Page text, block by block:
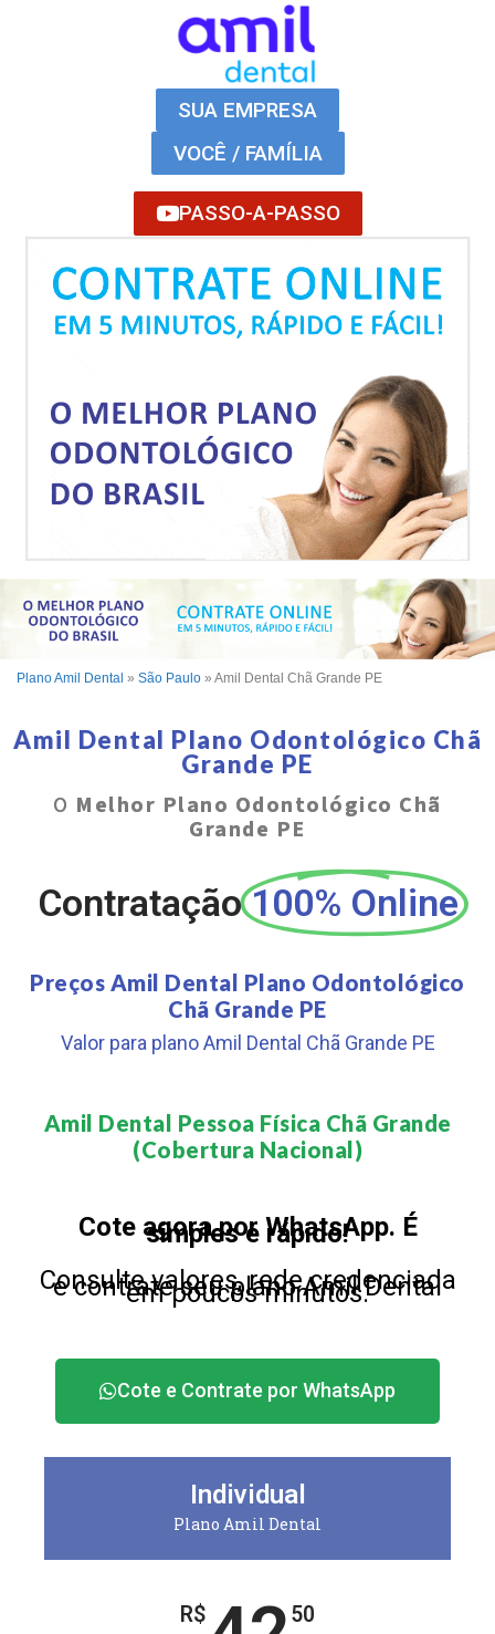
SUA EMPRESA
VOCÊ / FAMÍLIA
PASSO-A-PASSO
Plano Amil Dental » São Paulo » Amil Dental Chã Grande PE
Amil Dental Plano Odontológico Chã
Grande PE
O Melhor Plano Odontológico Chã
Grande PE
Contratação 100% Online
Preços Amil Dental Plano Odontológico
Chã Grande PE
Valor para plano Amil Dental Chã Grande PE
Amil Dental Pessoa Física Chã Grande
(Cobertura Nacional)​
Cote agora por WhatsApp. É
simples e rápido!
Consulte valores, rede credenciada
e contrate seu plano Amil Dental
em poucos minutos.
Cote e Contrate por WhatsApp
Individual
Plano Amil Dental
R$ 50